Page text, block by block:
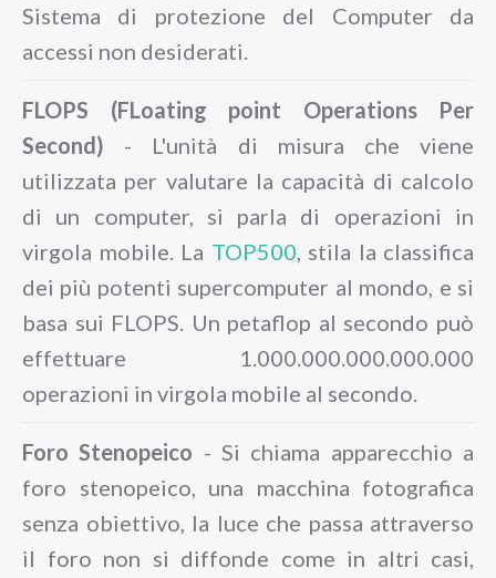
Sistema di protezione del Computer da
accessi non desiderati.
FLOPS (FLoating point Operations Per
Second) - L'unità di misura che viene
utilizzata per valutare la capacità di calcolo
di un computer, si parla di operazioni in
virgola mobile. La TOP500, stila la classifica
dei più potenti supercomputer al mondo, e si
basa sui FLOPS. Un petaflop al secondo può
effettuare 1.000.000.000.000.000
operazioni in virgola mobile al secondo.
Foro Stenopeico - Si chiama apparecchio a
foro stenopeico, una macchina fotografica
senza obiettivo, la luce che passa attraverso
il foro non si diffonde come in altri casi,